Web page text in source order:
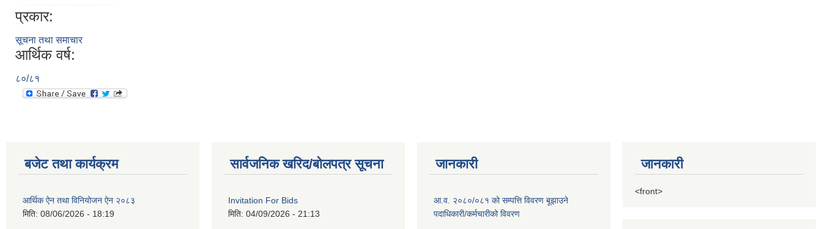
प्रकार:
सूचना तथा समाचार
आर्थिक वर्ष:
८०/८१
बजेट तथा कार्यक्रम
आर्थिक ऐन तथा विनियोजन ऐन २०८३
मिति: 08/06/2026 - 18:19
सार्वजनिक खरिद/बोलपत्र सूचना
Invitation For Bids
मिति: 04/09/2026 - 21:13
जानकारी
आ.व. २०८०/०८१ को सम्पत्ति विवरण बूझाउने
पदाधिकारी/कर्मचारीको विवरण
जानकारी
<front>